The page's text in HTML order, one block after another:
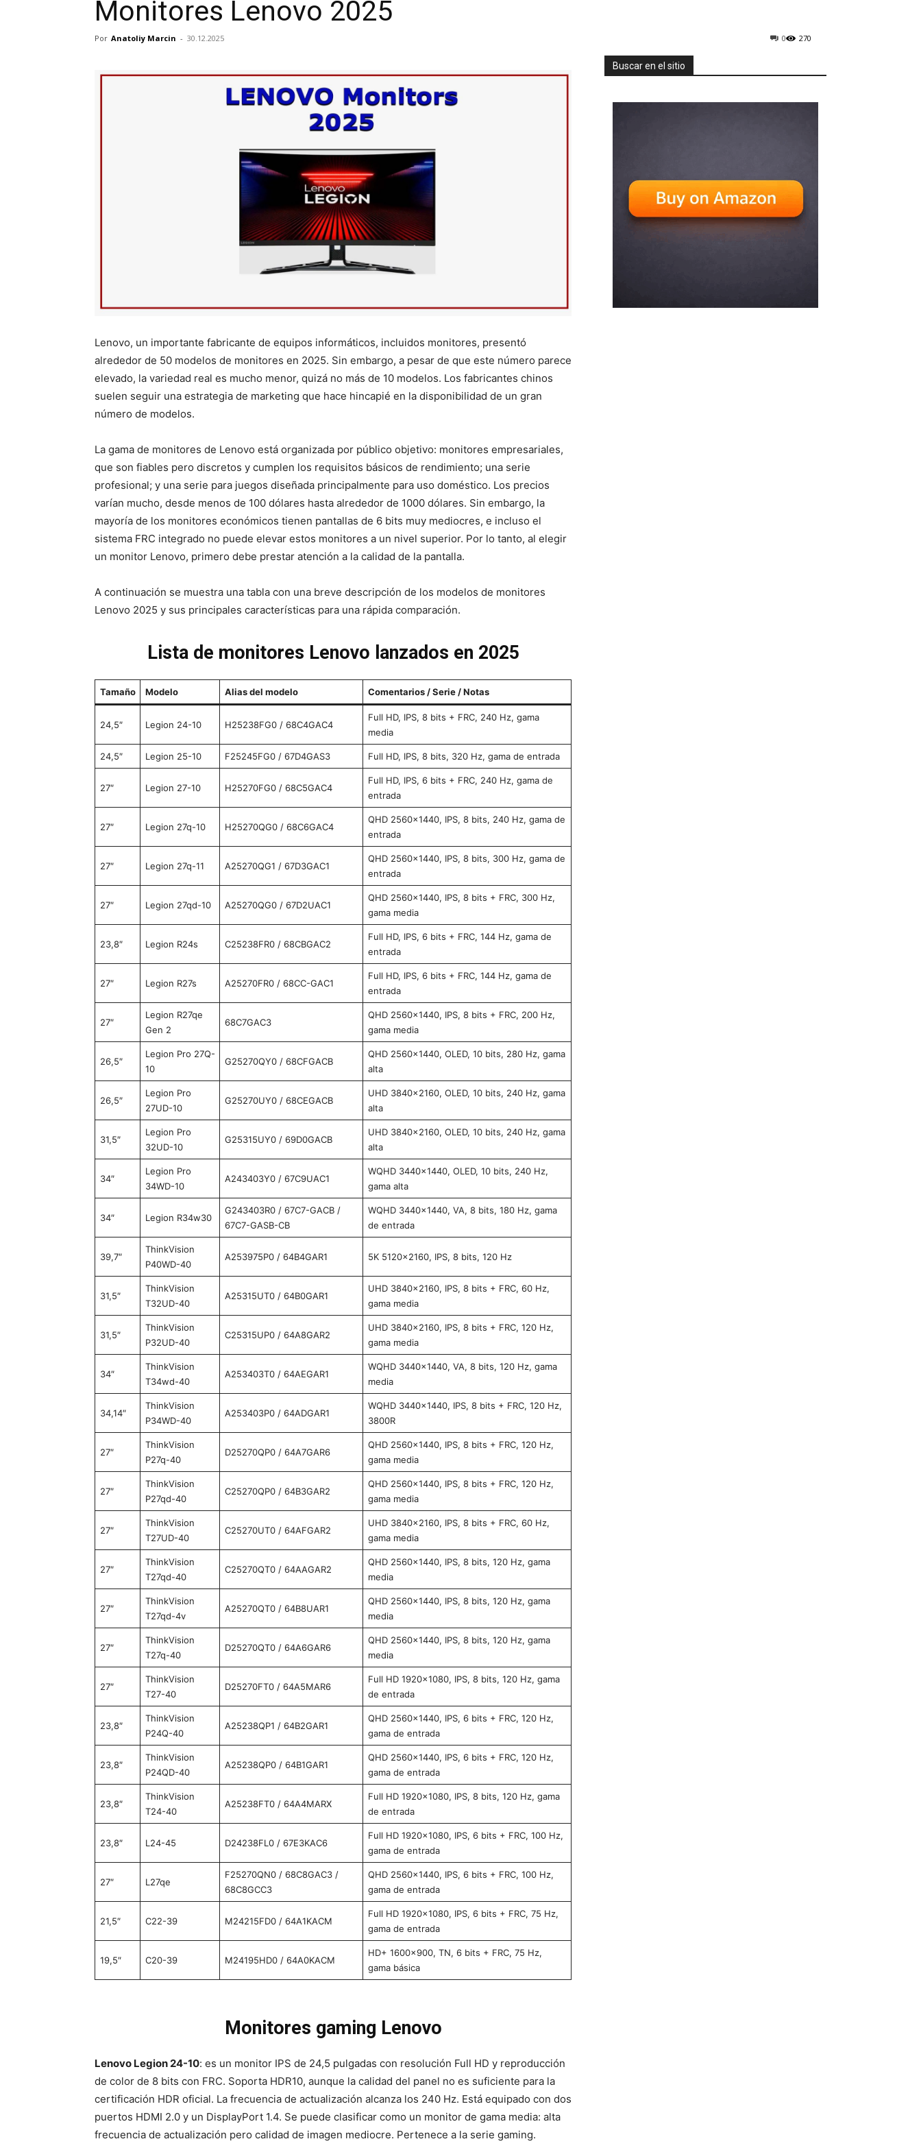
Monitores Lenovo 2025
Por Anatoliy Marcin - 30.12.2025 270
0
Lenovo, un importante fabricante de equipos informáticos, incluidos monitores, presentó
alrededor de 50 modelos de monitores en 2025. Sin embargo, a pesar de que este número parece
elevado, la variedad real es mucho menor, quizá no más de 10 modelos. Los fabricantes chinos
suelen seguir una estrategia de marketing que hace hincapié en la disponibilidad de un gran
número de modelos.
La gama de monitores de Lenovo está organizada por público objetivo: monitores empresariales,
que son fiables pero discretos y cumplen los requisitos básicos de rendimiento; una serie
profesional; y una serie para juegos diseñada principalmente para uso doméstico. Los precios
varían mucho, desde menos de 100 dólares hasta alrededor de 1000 dólares. Sin embargo, la
mayoría de los monitores económicos tienen pantallas de 6 bits muy mediocres, e incluso el
sistema FRC integrado no puede elevar estos monitores a un nivel superior. Por lo tanto, al elegir
un monitor Lenovo, primero debe prestar atención a la calidad de la pantalla.
A continuación se muestra una tabla con una breve descripción de los modelos de monitores
Lenovo 2025 y sus principales características para una rápida comparación.
Lista de monitores Lenovo lanzados en 2025
Tamaño Modelo Alias del modelo Comentarios / Serie / Notas
24,5″ Legion 24-10 H25238FG0 / 68C4GAC4
Full HD, IPS, 8 bits + FRC, 240 Hz, gama
media
24,5″ Legion 25-10 F25245FG0 / 67D4GAS3 Full HD, IPS, 8 bits, 320 Hz, gama de entrada
27″ Legion 27-10 H25270FG0 / 68C5GAC4
Full HD, IPS, 6 bits + FRC, 240 Hz, gama de
entrada
27″ Legion 27q-10 H25270QG0 / 68C6GAC4
QHD 2560×1440, IPS, 8 bits, 240 Hz, gama de
entrada
27″ Legion 27q-11 A25270QG1 / 67D3GAC1
QHD 2560×1440, IPS, 8 bits, 300 Hz, gama de
entrada
27″ Legion 27qd-10 A25270QG0 / 67D2UAC1
QHD 2560×1440, IPS, 8 bits + FRC, 300 Hz,
gama media
23,8″ Legion R24s C25238FR0 / 68CBGAC2
Full HD, IPS, 6 bits + FRC, 144 Hz, gama de
entrada
27″ Legion R27s A25270FR0 / 68CC-GAC1
Full HD, IPS, 6 bits + FRC, 144 Hz, gama de
entrada
27″
Legion R27qe
Gen 2
68C7GAC3
QHD 2560×1440, IPS, 8 bits + FRC, 200 Hz,
gama media
26,5″
Legion Pro 27Q-
10
G25270QY0 / 68CFGACB
QHD 2560×1440, OLED, 10 bits, 280 Hz, gama
alta
26,5″
Legion Pro
27UD-10
G25270UY0 / 68CEGACB
UHD 3840×2160, OLED, 10 bits, 240 Hz, gama
alta
31,5″
Legion Pro
32UD-10
G25315UY0 / 69D0GACB
UHD 3840×2160, OLED, 10 bits, 240 Hz, gama
alta
34″
Legion Pro
34WD-10
A243403Y0 / 67C9UAC1
WQHD 3440×1440, OLED, 10 bits, 240 Hz,
gama alta
34″ Legion R34w30
G243403R0 / 67C7-GACB /
67C7-GASB-CB
WQHD 3440×1440, VA, 8 bits, 180 Hz, gama
de entrada
39,7″
ThinkVision
P40WD-40
A253975P0 / 64B4GAR1 5K 5120×2160, IPS, 8 bits, 120 Hz
31,5″
ThinkVision
T32UD-40
A25315UT0 / 64B0GAR1
UHD 3840×2160, IPS, 8 bits + FRC, 60 Hz,
gama media
31,5″
ThinkVision
P32UD-40
C25315UP0 / 64A8GAR2
UHD 3840×2160, IPS, 8 bits + FRC, 120 Hz,
gama media
34″
ThinkVision
T34wd-40
A253403T0 / 64AEGAR1
WQHD 3440×1440, VA, 8 bits, 120 Hz, gama
media
34,14″
ThinkVision
P34WD-40
A253403P0 / 64ADGAR1
WQHD 3440×1440, IPS, 8 bits + FRC, 120 Hz,
3800R
27″
ThinkVision
P27q-40
D25270QP0 / 64A7GAR6
QHD 2560×1440, IPS, 8 bits + FRC, 120 Hz,
gama media
27″
ThinkVision
P27qd-40
C25270QP0 / 64B3GAR2
QHD 2560×1440, IPS, 8 bits + FRC, 120 Hz,
gama media
27″
ThinkVision
T27UD-40
C25270UT0 / 64AFGAR2
UHD 3840×2160, IPS, 8 bits + FRC, 60 Hz,
gama media
27″
ThinkVision
T27qd-40
C25270QT0 / 64AAGAR2
QHD 2560×1440, IPS, 8 bits, 120 Hz, gama
media
27″
ThinkVision
T27qd-4v
A25270QT0 / 64B8UAR1
QHD 2560×1440, IPS, 8 bits, 120 Hz, gama
media
27″
ThinkVision
T27q-40
D25270QT0 / 64A6GAR6
QHD 2560×1440, IPS, 8 bits, 120 Hz, gama
media
27″
ThinkVision
T27-40
D25270FT0 / 64A5MAR6
Full HD 1920×1080, IPS, 8 bits, 120 Hz, gama
de entrada
23,8″
ThinkVision
P24Q-40
A25238QP1 / 64B2GAR1
QHD 2560×1440, IPS, 6 bits + FRC, 120 Hz,
gama de entrada
23,8″
ThinkVision
P24QD-40
A25238QP0 / 64B1GAR1
QHD 2560×1440, IPS, 6 bits + FRC, 120 Hz,
gama de entrada
23,8″
ThinkVision
T24-40
A25238FT0 / 64A4MARX
Full HD 1920×1080, IPS, 8 bits, 120 Hz, gama
de entrada
23,8″ L24-45 D24238FL0 / 67E3KAC6
Full HD 1920×1080, IPS, 6 bits + FRC, 100 Hz,
gama de entrada
27″ L27qe
F25270QN0 / 68C8GAC3 /
68C8GCC3
QHD 2560×1440, IPS, 6 bits + FRC, 100 Hz,
gama de entrada
21,5″ C22-39 M24215FD0 / 64A1KACM
Full HD 1920×1080, IPS, 6 bits + FRC, 75 Hz,
gama de entrada
19,5″ C20-39 M24195HD0 / 64A0KACM
HD+ 1600×900, TN, 6 bits + FRC, 75 Hz,
gama básica
Monitores gaming Lenovo
Lenovo Legion 24-10: es un monitor IPS de 24,5 pulgadas con resolución Full HD y reproducción
de color de 8 bits con FRC. Soporta HDR10, aunque la calidad del panel no es suficiente para la
certificación HDR oficial. La frecuencia de actualización alcanza los 240 Hz. Está equipado con dos
puertos HDMI 2.0 y un DisplayPort 1.4. Se puede clasificar como un monitor de gama media: alta
frecuencia de actualización pero calidad de imagen mediocre. Pertenece a la serie gaming.
Buscar en el sitio